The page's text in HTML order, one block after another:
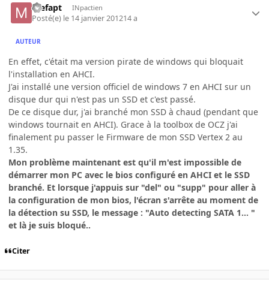
mefapt INpactien
Posté(e) le 14 janvier 201214 a
AUTEUR
En effet, c'était ma version pirate de windows qui bloquait
l'installation en AHCI.
J'ai installé une version officiel de windows 7 en AHCI sur un
disque dur qui n'est pas un SSD et c'est passé.
De ce disque dur, j'ai branché mon SSD à chaud (pendant que
windows tournait en AHCI). Grace à la toolbox de OCZ j'ai
finalement pu passer le Firmware de mon SSD Vertex 2 au
1.35.
Mon problème maintenant est qu'il m'est impossible de
démarrer mon PC avec le bios configuré en AHCI et le SSD
branché. Et lorsque j'appuis sur "del" ou "supp" pour aller à
la configuration de mon bios, l'écran s'arrête au moment de
la détection su SSD, le message : "Auto detecting SATA 1... "
et là je suis bloqué..
Citer